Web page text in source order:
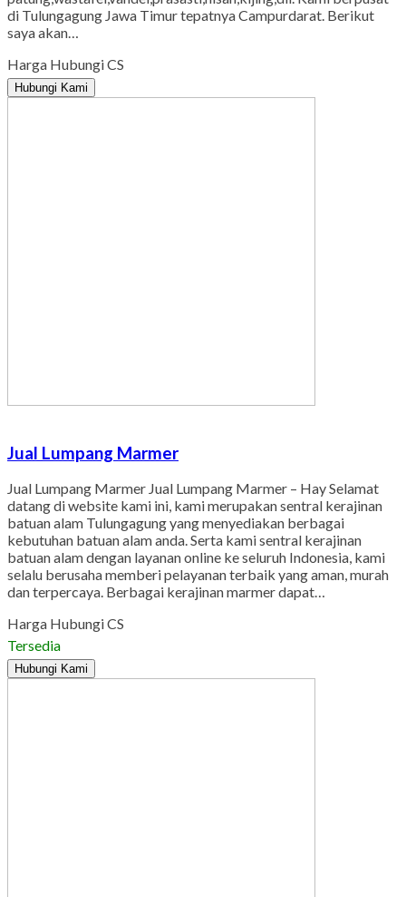
di Tulungagung Jawa Timur tepatnya Campurdarat. Berikut
saya akan…
Harga Hubungi CS
Hubungi Kami
Jual Lumpang Marmer
Jual Lumpang Marmer Jual Lumpang Marmer – Hay Selamat
datang di website kami ini, kami merupakan sentral kerajinan
batuan alam Tulungagung yang menyediakan berbagai
kebutuhan batuan alam anda. Serta kami sentral kerajinan
batuan alam dengan layanan online ke seluruh Indonesia, kami
selalu berusaha memberi pelayanan terbaik yang aman, murah
dan terpercaya. Berbagai kerajinan marmer dapat…
Harga Hubungi CS
Tersedia
Hubungi Kami